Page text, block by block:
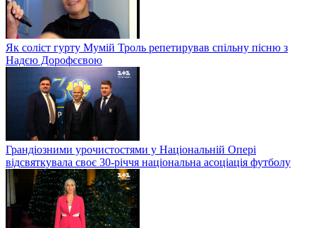
Як соліст гурту Мумій Троль репетирував спільну пісню з
Надєю Дорофєєвою
Грандіозними урочистостями у Національній Опері
відсвяткувала своє 30-річчя національна асоціація футболу